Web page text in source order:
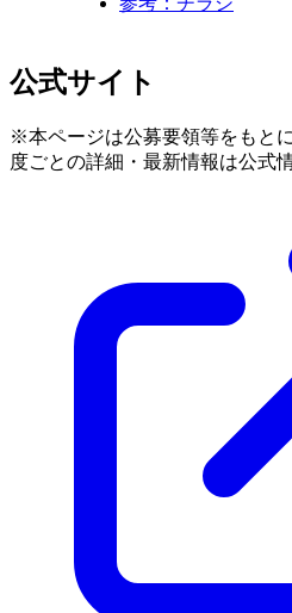
公式サイト
※本ページは公募要領等をもと
度ごとの詳細・最新情報は公式